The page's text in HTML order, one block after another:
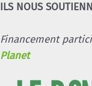
ILS NOUS
Financement
Planet